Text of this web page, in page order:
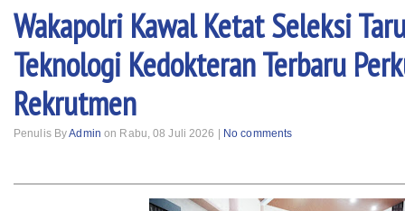
Wakapolri Kawal Ketat Seleksi
Teknologi Kedokteran Terbaru
Rekrutmen
Penulis ByAdmin on Rabu, 08 Juli 2026 | No comments